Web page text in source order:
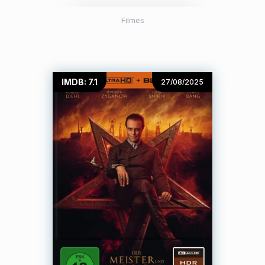
Filmes
IMDB: 7.1 27/08/2025